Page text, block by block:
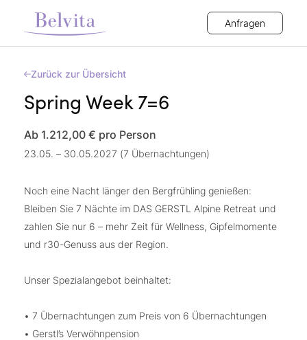
Anfragen
Zurück zur Übersicht
Spring Week 7=6
Ab 1.212,00 € pro Person
23.05. – 30.05.2027 (7 Übernachtungen)
Noch eine Nacht länger den Bergfrühling genießen:
Bleiben Sie 7 Nächte im DAS GERSTL Alpine Retreat und
zahlen Sie nur 6 – mehr Zeit für Wellness, Gipfelmomente
und r30-Genuss aus der Region.
Unser Spezialangebot beinhaltet:
• 7 Übernachtungen zum Preis von 6 Übernachtungen
• Gerstl’s Verwöhnpension